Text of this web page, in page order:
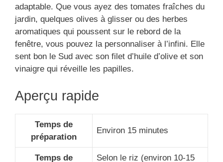
adaptable. Que vous ayez des tomates fraîches du
jardin, quelques olives à glisser ou des herbes
aromatiques qui poussent sur le rebord de la
fenêtre, vous pouvez la personnaliser à l’infini. Elle
sent bon le Sud avec son filet d’huile d’olive et son
vinaigre qui réveille les papilles.
Aperçu rapide
Temps de
préparation
Environ 15 minutes
Temps de
Selon le riz (environ 10-15